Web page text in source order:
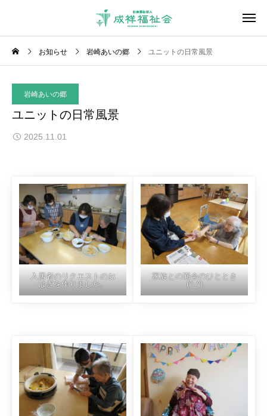
お知らせ 岩崎あいの郷 ユニットの日常風景
岩崎あいの郷
ユニットの日常風景
2025.11.01
入居者のリクエストのお
はぎを作りました。
家族との面会のひととき
(^_^)